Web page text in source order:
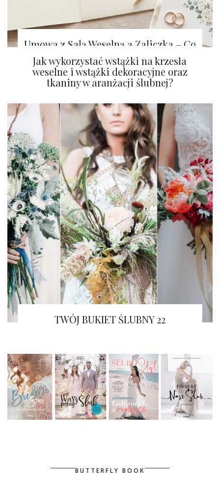
Umowa z Salą Weselną a Zaliczka – Co
Warto Wiedzieć?
Jak wykorzystać wstążki na krzesła
weselne i wstążki dekoracyjne oraz
tkaniny w aranżacji ślubnej?
TWÓJ BUKIET ŚLUBNY 22
BUTTERFLY BOOK